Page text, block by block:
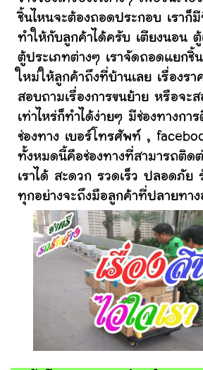
ชิ้นไหนจะต้องถอดประกอบ เราก็
ทำให้กับลูกค้าได้ครับ เตียงนอน ตู้
ตู้ประเภทต่างๆ เราจัดถอดแยกชิ้
ใหม่ให้ลูกค้าถึงที่บ้านเลย เรื่องร
สอบถามเรื่องการขนย้าย หรือจะ
เท่าไหร่ก็ทำได้ง่ายๆ มีช่องทางกา
ช่องทาง เบอร์โทรศัพท์ ,
ทั้งหมดนี้คือช่องทางที่สามารถติด
เราได้ สะดวก รวดเร็ว ปลอดภัย
ทุกอย่างจะถึงมือลูกค้าที่ปลายทา